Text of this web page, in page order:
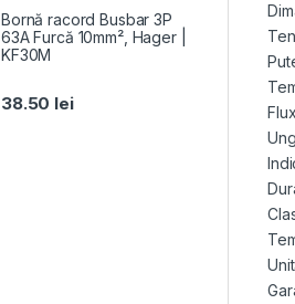
Bornă racord Busbar 3P
63A Furcă 10mm², Hager |
KF30M
38.50 lei